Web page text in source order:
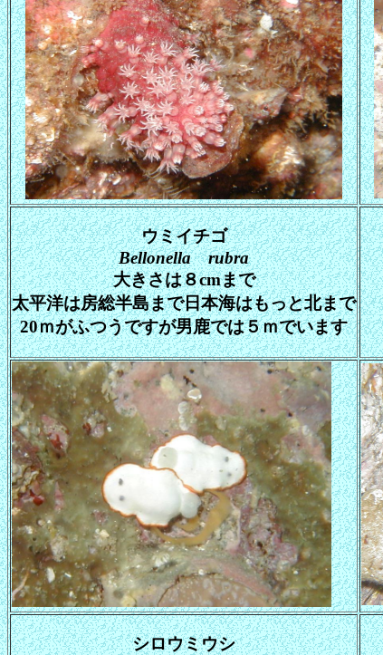
ウミイチゴ
Bellonella rubra
大きさは８cmまで
太平洋は房総半島まで日本海はもっと北まで
20ｍがふつうですが男鹿では５ｍでいます
シロウミウシ